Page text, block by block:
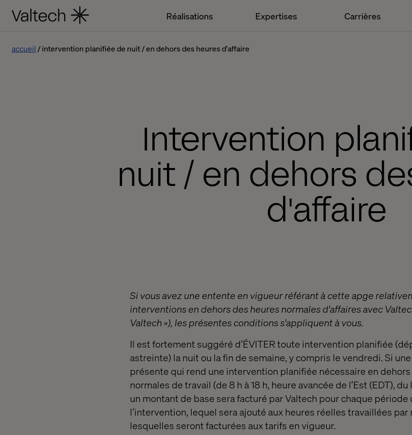
Réalisations Expertises Carrières
accueil intervention planifiée de nuit / en dehors des heures d'affaire
Intervention
nuit / en dehors
d'affaire
Si vous avez une entente en vigueur référant à cette apge
interventions en dehors des heures normales d'affaires avec
Valtech »), les présentes conditions s'appliquent à vous.
Il est fortement suggéré d’ÉVITER toute intervention planifiée
astreinte) la nuit ou la fin de semaine, y compris le vendredi. Si
présente qui rend une intervention planifiée nécessaire en
normales de travail (de 8 h à 18 h, heure avancée de l’Est (EDT),
un montant de base sera facturé par Valtech pour chaque période
l’intervention, lequel sera ajouté aux heures réelles travaillées
lesquelles seront facturées aux tarifs en vigueur.